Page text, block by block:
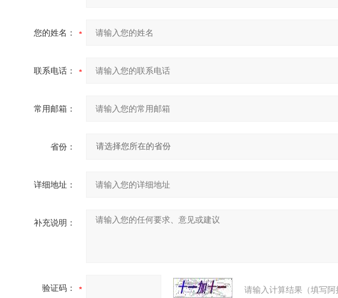
您的姓名：
联系电话：
常用邮箱：
省份：
详细地址：
补充说明：
验证码： 请输入计算结果（填写